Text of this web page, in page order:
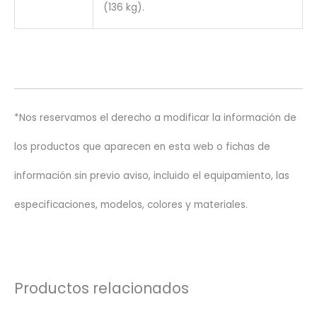
(136 kg).
*Nos reservamos el derecho a modificar la información de
los productos que aparecen en esta web o fichas de
información sin previo aviso, incluido el equipamiento, las
especificaciones, modelos, colores y materiales.
Productos relacionados